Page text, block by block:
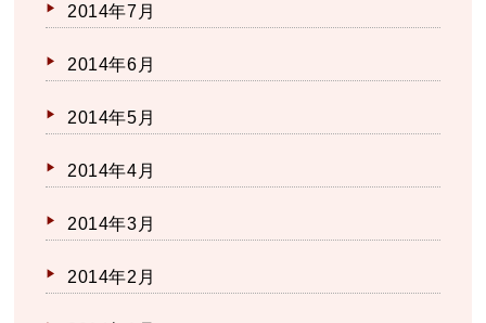
2014年7月
2014年6月
2014年5月
2014年4月
2014年3月
2014年2月